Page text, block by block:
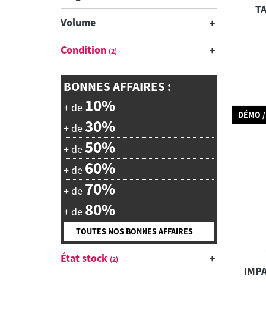
Volume
Condition (2)
BONNES AFFAIRES :
+ de 10%
+ de30%
+ de50%
+ de 60%
+ de 70%
+ de 80%
TOUTES NOS BONNES AFFAIRES
État stock (2)
DÉMO